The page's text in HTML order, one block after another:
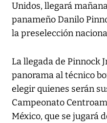
Unidos, llegará
panameño Danilo
la preselección
La llegada de Pinnock
panorama al técnico
elegir quienes serán
Campeonato
México, que se jugará